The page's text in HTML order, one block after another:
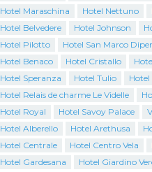
Hotel Maraschina
Hotel Nettuno
Hotel Belvedere
Hotel Johnson
Hotel Pilotto
Hotel San Marco
Hotel Benaco
Hotel Cristallo
Hotel Speranza
Hotel Tulio Hotel
Hotel Relais de charme Le Videlle
Hotel Royal
Hotel Savoy Palace
Hotel Alberello
Hotel Arethusa
Hotel Centrale
Hotel Centro Vela
Hotel Gardesana
Hotel Giardino